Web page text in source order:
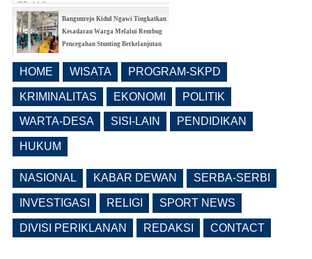
(0 Reply(s))
Bangunrejo Kidul Ngawi Tingkatkan
Kesadaran Warga Melalui Rembug
Pencegahan Stunting Berkelanjutan
Ngawi Fokus di Eks Rumdin Wakil
Bupati
(0 Reply(s))
HOME WISATA PROGRAM-SKPD
KRIMINALITAS EKONOMI POLITIK
WARTA-DESA SISI-LAIN PENDIDIKAN
HUKUM
NASIONAL KABAR DEWAN SERBA-SERBI
INVESTIGASI RELIGI SPORT NEWS
DIVISI PERIKLANAN REDAKSI CONTACT